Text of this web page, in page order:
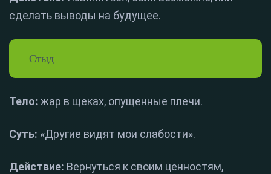
сделать выводы на будущее.
Стыд
Тело: жар в щеках, опущенные плечи.
Суть: «Другие видят мои слабости».
Действие: Вернуться к своим ценностям,